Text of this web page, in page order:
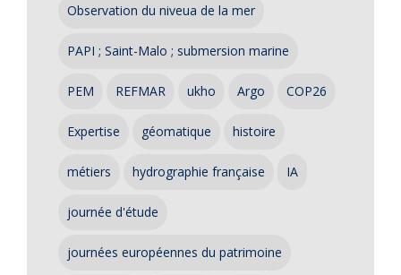
Observation du niveua de la mer
PAPI ; Saint-Malo ; submersion marine
PEM REFMAR ukho Argo COP26
Expertise géomatique histoire
métiers hydrographie française IA
journée d'étude
journées européennes du patrimoine